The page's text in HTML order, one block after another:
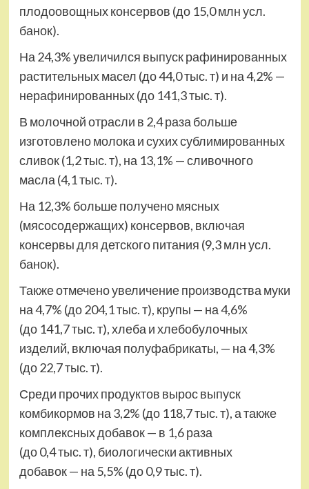
плодоовощных консервов (до 15,0 млн усл.
банок).
На 24,3% увеличился выпуск рафинированных
растительных масел (до 44,0 тыс. т) и на 4,2% —
нерафинированных (до 141,3 тыс. т).
В молочной отрасли в 2,4 раза больше
изготовлено молока и сухих сублимированных
сливок (1,2 тыс. т), на 13,1% — сливочного
масла (4,1 тыс. т).
На 12,3% больше получено мясных
(мясосодержащих) консервов, включая
консервы для детского питания (9,3 млн усл.
банок).
Также отмечено увеличение производства муки
на 4,7% (до 204,1 тыс. т), крупы — на 4,6%
(до 141,7 тыс. т), хлеба и хлебобулочных
изделий, включая полуфабрикаты, — на 4,3%
(до 22,7 тыс. т).
Среди прочих продуктов вырос выпуск
комбикормов на 3,2% (до 118,7 тыс. т), а также
комплексных добавок — в 1,6 раза
(до 0,4 тыс. т), биологически активных
добавок — на 5,5% (до 0,9 тыс. т).